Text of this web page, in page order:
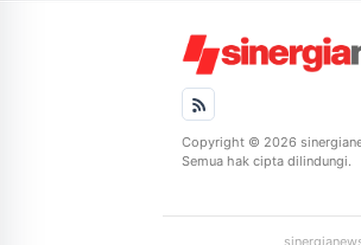
Copyright © 2026
Semua hak cipta dilindungi.